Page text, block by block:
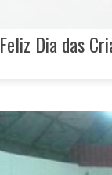
Feliz Dia das